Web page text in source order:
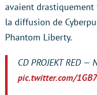
avaient drastiquement
la diffusion de
Phantom Liberty.
CD PROJEKT RED
pic.twitter.com/